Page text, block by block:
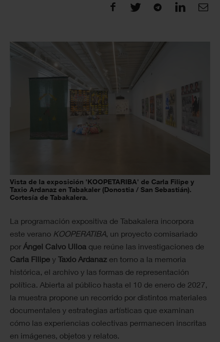
Vista de la exposición 'KOOPETARIBA' de Carla Filipe y
Taxio Ardanaz en Tabakaler (Donostia / San Sebastián).
Cortesía de Tabakalera.
La programación expositiva de Tabakalera incorpora
este verano KOOPERATIBA, un proyecto comisariado
por Ángel Calvo Ulloa que reúne las investigaciones de
Carla Filipe y Taxio Ardanaz en torno a la memoria
histórica, el archivo y las formas de representación
política. Abierta al público hasta el 10 de enero de 2027,
la muestra propone un recorrido por distintos materiales
documentales y estrategias artísticas que examinan
cómo las experiencias colectivas permanecen inscritas
en imágenes, objetos y relatos.